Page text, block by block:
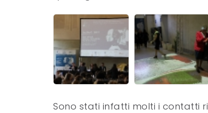
Sono stati infatti molti i contatti